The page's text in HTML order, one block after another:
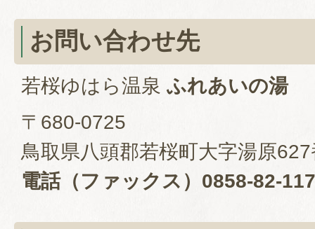
お問い合わせ先
若桜ゆはら温泉 ふれあいの湯
〒680-0725
鳥取県八頭郡若桜町大字湯原
電話（ファックス）0858-82-